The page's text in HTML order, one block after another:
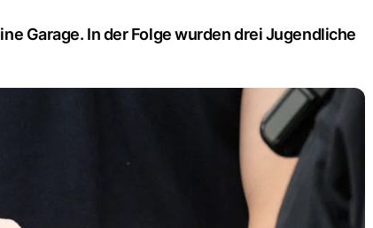
Garage. In der Folge wurden drei Jugendliche